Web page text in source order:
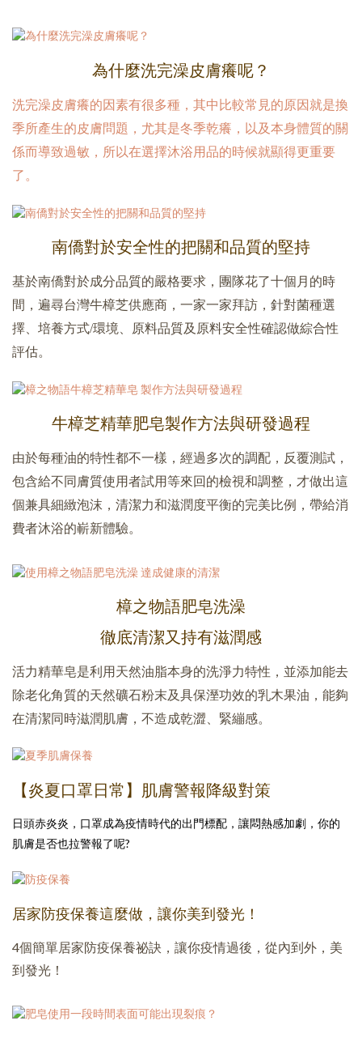
為什麼洗完澡皮膚癢呢？
洗完澡皮膚癢的因素有很多種，其中比較常見的原因就是換
季所產生的皮膚問題，尤其是冬季乾癢，以及本身體質的關
係而導致過敏，所以在選擇沐浴用品的時候就顯得更重要
了。
南僑對於安全性的把關和品質的堅持
基於南僑對於成分品質的嚴格要求，團隊花了十個月的時
間，遍尋台灣牛樟芝供應商，一家一家拜訪，針對菌種選
擇、培養方式/環境、原料品質及原料安全性確認做綜合性
評估。
牛樟芝精華肥皂製作方法與研發過程
由於每種油的特性都不一樣，經過多次的調配，反覆測試，
包含給不同膚質使用者試用等來回的檢視和調整，才做出這
個兼具細緻泡沫，清潔力和滋潤度平衡的完美比例，帶給消
費者沐浴的嶄新體驗。
樟之物語肥皂洗澡
徹底清潔又持有滋潤感
活力精華皂是利用天然油脂本身的洗淨力特性，並添加能去
除老化角質的天然礦石粉末及具保溼功效的乳木果油，能夠
在清潔同時滋潤肌膚，不造成乾澀、緊繃感。
【炎夏口罩日常】肌膚警報降級對策
日頭赤炎炎，口罩成為疫情時代的出門標配，讓悶熱感加劇，你的
肌膚是否也拉警報了呢?
居家防疫保養這麼做，讓你美到發光！
4個簡單居家防疫保養祕訣，讓你疫情過後，從內到外，美
到發光！